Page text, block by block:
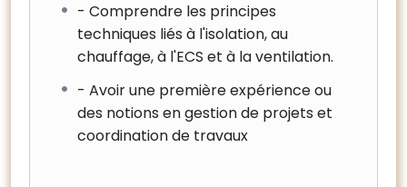
- Comprendre les principes
techniques liés à l'isolation, au
chauffage, à l'ECS et à la ventilation.
- Avoir une première expérience ou
des notions en gestion de projets et
coordination de travaux